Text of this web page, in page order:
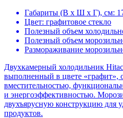
Габариты (В х Ш х Г), см:
Цвет: графитовое стекло
Полезный объем
Полезный объем
Размораживание
Двухкамерный холодильник
выполненный в цвете «графит»,
вместительностью,
и энергоэффективностью.
двухъярусную конструкцию для
продуктов.